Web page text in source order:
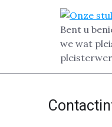
Bent u
we wat